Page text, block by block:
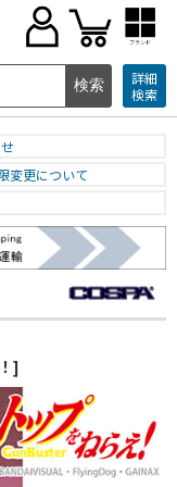
ブランド
詳細
検索
変更について
]